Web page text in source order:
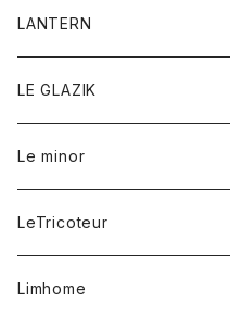
フリース
マフラー
リング
バンダナ
ジャケット
オーバーオール
ショートパンツ
レディース
アウター
カーディガン
シャツ
オーバーオール
ショートパンツ
レディース
オーバーオール
シャツ
ワンピース
ワンピース
Gジャケット
スウェット
帽子
アウター
LANTERN
アウター
Tシャツ
LE GLAZIK
レディース
コート
シャツ
Le minor
ボトム
スカート
レディース
LeTricoteur
カーディガン
Limhome